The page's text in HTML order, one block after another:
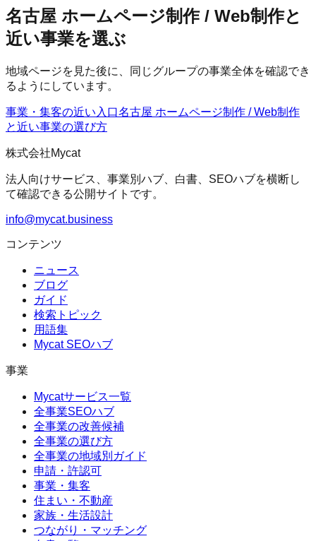
名古屋 ホームページ制作 / Web制作と
近い事業を選ぶ
地域ページを見た後に、同じグループの事業全体を確認でき
るようにしています。
事業・集客の近い入口名古屋 ホームページ制作 / Web制作
と近い事業の選び方
株式会社Mycat
法人向けサービス、事業別ハブ、白書、SEOハブを横断し
て確認できる公開サイトです。
info@mycat.business
コンテンツ
ニュース
ブログ
ガイド
検索トピック
用語集
Mycat SEOハブ
事業
Mycatサービス一覧
全事業SEOハブ
全事業の改善候補
全事業の選び方
全事業の地域別ガイド
申請・許認可
事業・集客
住まい・不動産
家族・生活設計
つながり・マッチング